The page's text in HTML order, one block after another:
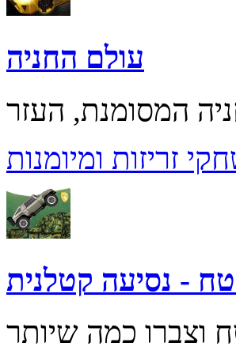
עולם החניה
זריזות ומיומנות
- נסיעה קטלנית